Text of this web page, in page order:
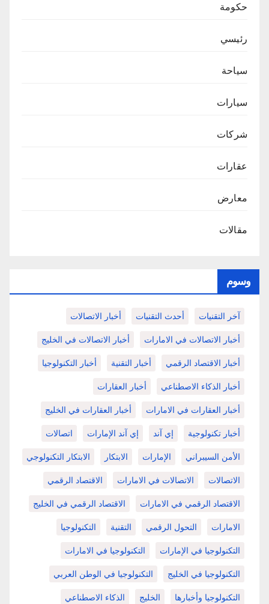
حكومة
رئيسي
سياحة
سيارات
شركات
عقارات
معارض
مقالات
وسوم
آخر التقنيات أحدث التقنيات أخبار الاتصالات
أخبار الاتصالات في الامارات أخبار الاتصالات في الخليج
أخبار الاقتصاد الرقمي أخبار التقنية أخبار التكنولوجيا
أخبار الذكاء الاصطناعي أخبار العقارات
أخبار العقارات في الامارات أخبار العقارات في الخليج
أخبار تكنولوجية إي آند إي آند الإمارات اتصالات
الأمن السيبراني الإمارات الابتكار الابتكار التكنولوجي
الاتصالات الاتصالات في الامارات الاقتصاد الرقمي
الاقتصاد الرقمي في الامارات الاقتصاد الرقمي في الخليج
الامارات التحول الرقمي التقنية التكنولوجيا
التكنولوجيا في الإمارات التكنولوجيا في الامارات
التكنولوجيا في الخليج التكنولوجيا في الوطن العربي
التكنولوجيا وأخبارها الخليج الذكاء الاصطناعي